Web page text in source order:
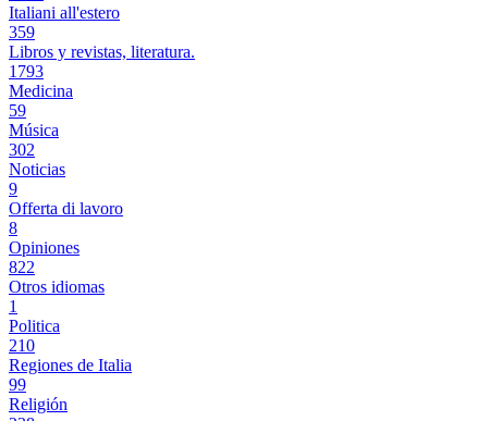
Italiani all'estero
359
Libros y revistas, literatura.
1793
Medicina
59
Música
302
Noticias
9
Offerta di lavoro
8
Opiniones
822
Otros idiomas
1
Politica
210
Regiones de Italia
99
Religión